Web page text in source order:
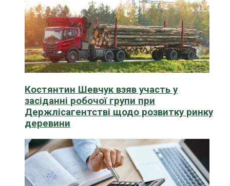
Костянтин Шевчук взяв участь у
засіданні робочої групи при
Держлісагентстві щодо розвитку ринку
деревини